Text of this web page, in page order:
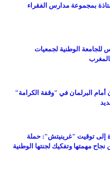
بمجموعة مدارس الفقراء
للجامعة الوطنية لجمعيات
البرلمان في "وقفة الكرامة"
إلى توقيت "غرينيتش": حملة
نجاح مهمتها وتفكيك لجنتها الوطنية